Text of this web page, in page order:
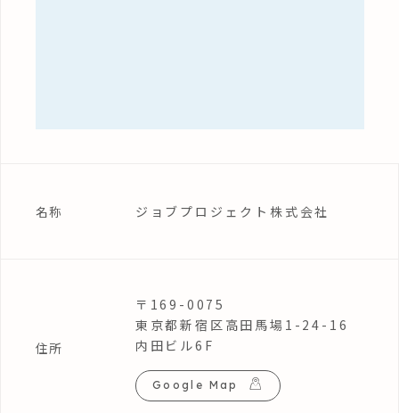
名称 ジョブプロジェクト株式会社
住所
〒169-0075
東京都新宿区高田馬場1-24-16
内田ビル6F
Google Map